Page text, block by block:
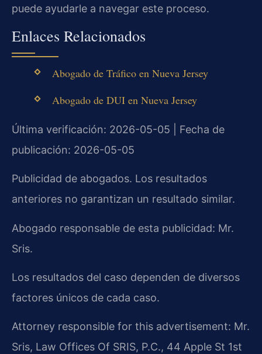
puede ayudarle a navegar este proceso.
Enlaces Relacionados
Abogado de Tráfico en Nueva Jersey
Abogado de DUI en Nueva Jersey
Última verificación: 2026-05-05 | Fecha de
publicación: 2026-05-05
Publicidad de abogados. Los resultados
anteriores no garantizan un resultado similar.
Abogado responsable de esta publicidad: Mr.
Sris.
Los resultados del caso dependen de diversos
factores únicos de cada caso.
Attorney responsible for this advertisement: Mr.
Sris, Law Offices Of SRIS, P.C., 44 Apple St 1st